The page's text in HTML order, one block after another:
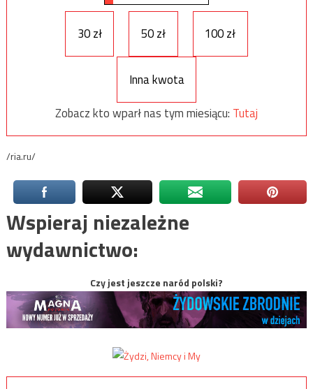
30 zł 50 zł 100 zł
Inna kwota
Zobacz kto wparł nas tym miesiącu: Tutaj
/ria.ru/
Wspieraj niezależne
wydawnictwo:
Czy jest jeszcze naród polski?